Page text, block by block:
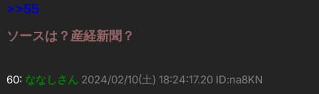
>>55
ソースは？産経新聞？
60: ななしさん 2024/02/10(土) 18:24:17.20 ID:na8KN